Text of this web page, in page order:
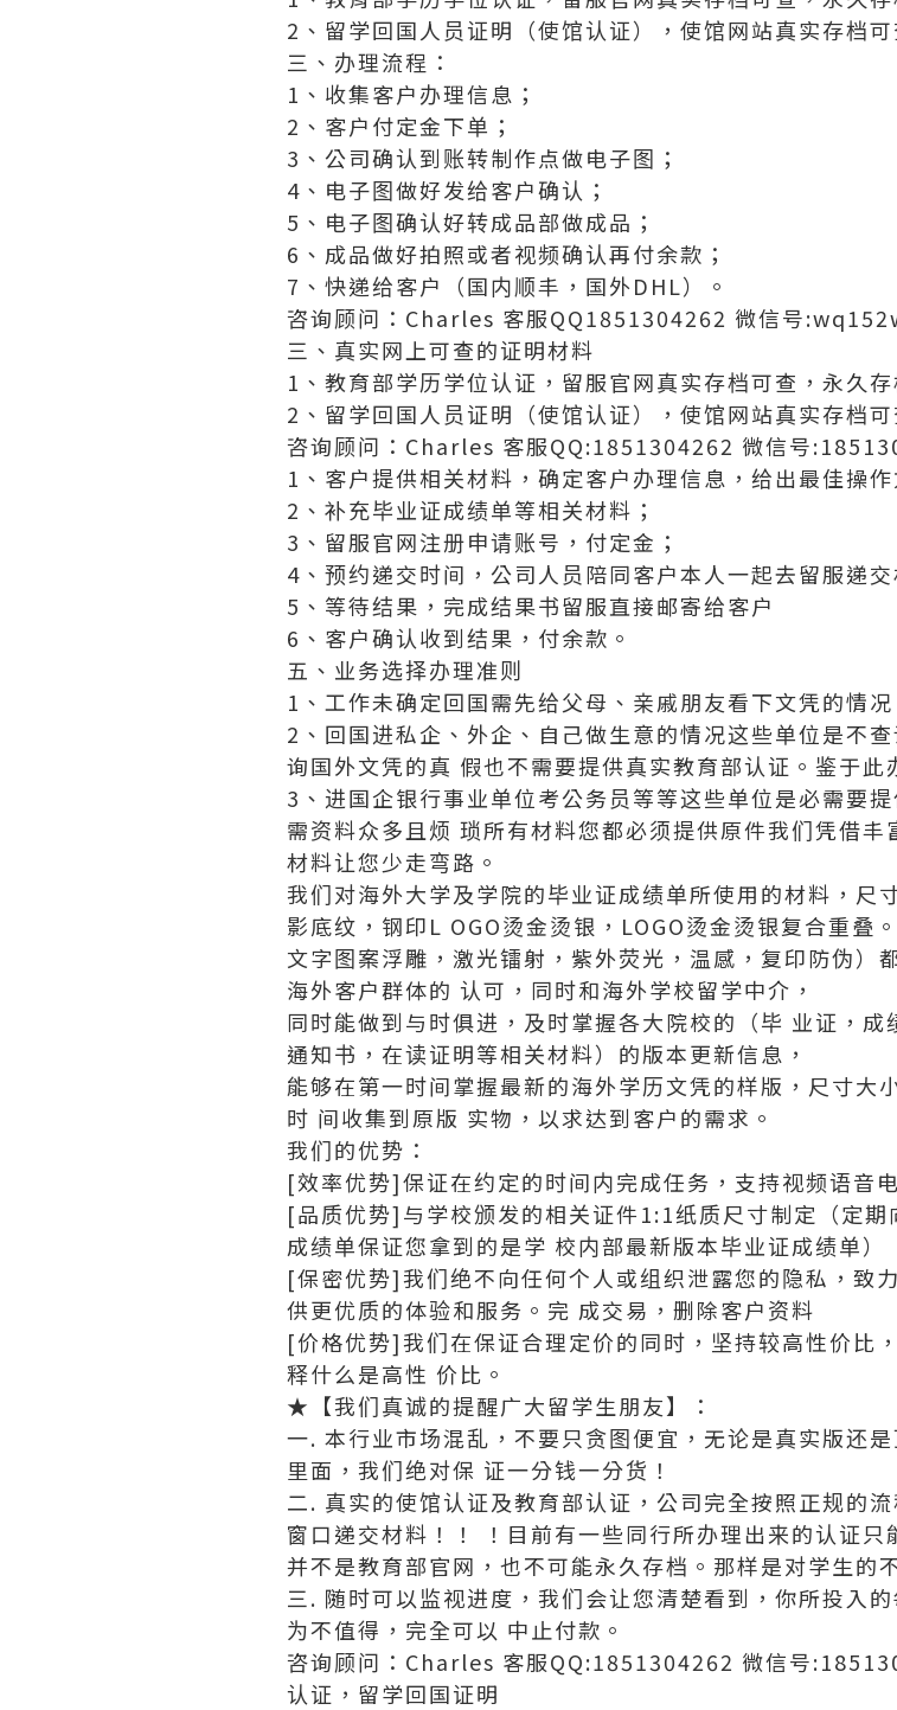
2、留学回国人员证明（使馆认证），使馆网站真实存档可
三、办理流程：
1、收集客户办理信息；
2、客户付定金下单；
3、公司确认到账转制作点做电子图；
4、电子图做好发给客户确认；
5、电子图确认好转成品部做成品；
6、成品做好拍照或者视频确认再付余款；
7、快递给客户（国内顺丰，国外DHL）。
咨询顾问：Charles 客服QQ1851304262 微信号
三、真实网上可查的证明材料
1、教育部学历学位认证，留服官网真实存档可查，永久存
2、留学回国人员证明（使馆认证），使馆网站真实存档可
咨询顾问：Charles 客服QQ:1851304262 微信号
1、客户提供相关材料，确定客户办理信息，给出最佳操作
2、补充毕业证成绩单等相关材料；
3、留服官网注册申请账号，付定金；
4、预约递交时间，公司人员陪同客户本人一起去留服递交
5、等待结果，完成结果书留服直接邮寄给客户
6、客户确认收到结果，付余款。
五、业务选择办理准则
1、工作未确定回国需先给父母、亲戚朋友看下文凭的情
2、回国进私企、外企、自己做生意的情况这些单位是不
询国外文凭的真 假也不需要提供真实教育部认证。鉴于此
3、进国企银行事业单位考公务员等等这些单位是必需要
需资料众多且烦 琐所有材料您都必须提供原件我们凭借
材料让您少走弯路。
我们对海外大学及学院的毕业证成绩单所使用的材料，尺
影底纹，钢印L OGO烫金烫银，LOGO烫金烫银复合重叠。
文字图案浮雕，激光镭射，紫外荧光，温感，复印防伪）
海外客户群体的 认可，同时和海外学校留学中介，
同时能做到与时俱进，及时掌握各大院校的（毕 业证，
通知书，在读证明等相关材料）的版本更新信息，
能够在第一时间掌握最新的海外学历文凭的样版，尺寸大
时 间收集到原版 实物，以求达到客户的需求。
我们的优势：
[效率优势]保证在约定的时间内完成任务，支持视频语音
[品质优势]与学校颁发的相关证件1:1纸质尺寸制定（定
成绩单保证您拿到的是学 校内部最新版本毕业证成绩单）
[保密优势]我们绝不向任何个人或组织泄露您的隐私，致
供更优质的体验和服务。完 成交易，删除客户资料
[价格优势]我们在保证合理定价的同时，坚持较高性价比
释什么是高性 价比。
★【我们真诚的提醒广大留学生朋友】：
一. 本行业市场混乱，不要只贪图便宜，无论是真实版还
里面，我们绝对保 证一分钱一分货！
二. 真实的使馆认证及教育部认证，公司完全按照正规的
窗口递交材料！！ ！目前有一些同行所办理出来的认证
并不是教育部官网，也不可能永久存档。那样是对学生的
三. 随时可以监视进度，我们会让您清楚看到，你所投入
为不值得，完全可以 中止付款。
咨询顾问：Charles 客服QQ:1851304262 微信号
认证，留学回国证明